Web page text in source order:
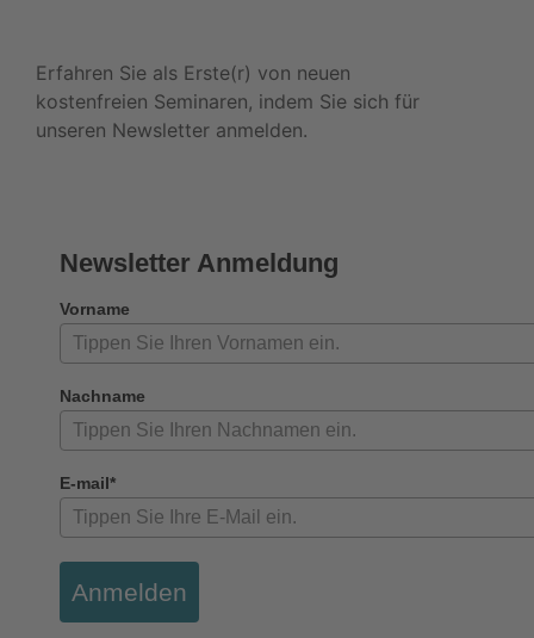
Erfahren Sie als Erste(r) von neuen
kostenfreien Seminaren, indem Sie sich für
unseren Newsletter anmelden.
Newsletter Anmeldung
Vorname
Nachname
E-mail*
Anmelden